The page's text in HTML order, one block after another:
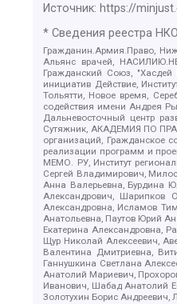
Источник: https://
* Сведения реестра
Гражданин.Армия.Право,
Альянс врачей,
Гражданский Союз,
инициатив Действие,
Тольятти, Новое время,
содействия имени Андрея
Дальневосточный центр
Сутяжник, АКАДЕМИЯ ПО
организаций, Гражданское
реализации программ и
МЕМО. РУ, Институт
Сергей Владимирович,
Анна Валерьевна, Бурдина
Александрович, Шарипков
Александровна, Исламов
Анатольевна, Паутов Юрий
Екатерина Александровна,
Щур Николай Алексеевич,
Валентина Дмитриевна,
Ганнушкина Светлана
Анатолий Мариевич,
Иванович, Шабад Анатолий
Золотухин Борис